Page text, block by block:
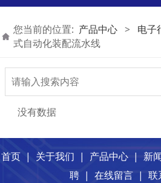
您当前的位置: 产品中心 > 电子
式自动化装配流水线
没有数据
首页| 关于我们 | 产品中心| 新
聘| 在线留言| 联